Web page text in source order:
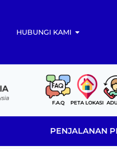
HUBUNGI KAMI
F.A.Q PETA LOKASI
PENJALANAN